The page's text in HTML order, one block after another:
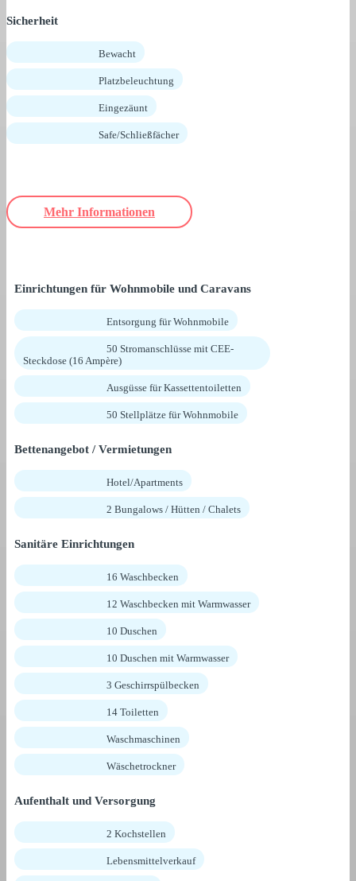
Sicherheit
Bewacht
Platzbeleuchtung
Eingezäunt
Safe/Schließfächer
Mehr Informationen
Einrichtungen für Wohnmobile und Caravans
Entsorgung für Wohnmobile
50 Stromanschlüsse mit CEE-
Steckdose (16 Ampère)
Ausgüsse für Kassettentoiletten
50 Stellplätze für Wohnmobile
Bettenangebot / Vermietungen
Hotel/Apartments
2 Bungalows / Hütten / Chalets
Sanitäre Einrichtungen
16 Waschbecken
12 Waschbecken mit Warmwasser
10 Duschen
10 Duschen mit Warmwasser
3 Geschirrspülbecken
14 Toiletten
Waschmaschinen
Wäschetrockner
Aufenthalt und Versorgung
2 Kochstellen
Lebensmittelverkauf